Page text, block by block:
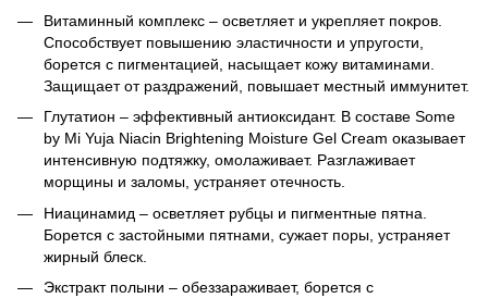
Витаминный комплекс – осветляет и укрепляет покров.
Способствует повышению эластичности и упругости,
борется с пигментацией, насыщает кожу витаминами.
Защищает от раздражений, повышает местный иммунитет.
Глутатион – эффективный антиоксидант. В составе Some
by Mi Yuja Niacin Brightening Moisture Gel Cream оказывает
интенсивную подтяжку, омолаживает. Разглаживает
морщины и заломы, устраняет отечность.
Ниацинамид – осветляет рубцы и пигментные пятна.
Борется с застойными пятнами, сужает поры, устраняет
жирный блеск.
Экстракт полыни – обеззараживает, борется с